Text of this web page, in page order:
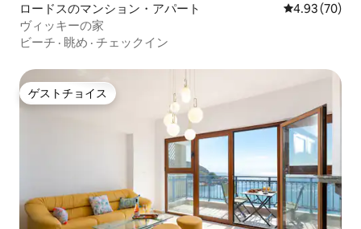
ロードスのマンション・アパート レビュー70
4.93 (70)
ヴィッキーの家
ビーチ · 眺め · チェックイン
ゲストチョイス
ゲストチョイス